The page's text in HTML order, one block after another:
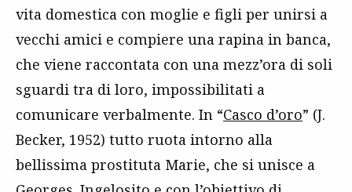
vita domestica con moglie e figli per unirsi a
vecchi amici e compiere una rapina in banca,
che viene raccontata con una mezz’ora di soli
sguardi tra di loro, impossibilitati a
comunicare verbalmente. In “Casco d’oro” (J.
Becker, 1952) tutto ruota intorno alla
bellissima prostituta Marie, che si unisce a